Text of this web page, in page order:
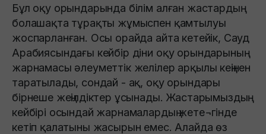
Бұл оқу орындарында білім алған жастардың
болашақта тұрақты жұмыспен қамтылуы
жоспарланған. Осы орайда айта кетейік, Сауд
Арабиясындағы кейбір діни оқу орындарының
жарнамасы әлеуметтік желілер арқылы кеңінен
таратылады, сондай - ақ, оқу орындары
бірнеше жеңілдіктер ұсынады. Жастарымыздың
кейбірі осындай жарнамалардың жете¬гінде
кетіп қалатыны жасырын емес. Алайда өз